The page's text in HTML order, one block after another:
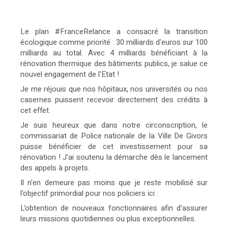
Le plan #FranceRelance a consacré la transition
écologique comme priorité : 30 milliards d'euros sur 100
milliards au total. Avec 4 milliards bénéficiant à la
rénovation thermique des bâtiments publics, je salue ce
nouvel engagement de l'Etat !
Je me réjouis que nos hôpitaux, nos universités ou nos
casernes puissent recevoir directement des crédits à
cet effet.
Je suis heureux que dans notre circonscription, le
commissariat de Police nationale de la Ville De Givors
puisse bénéficier de cet investissement pour sa
rénovation ! J'ai soutenu la démarche dès le lancement
des appels à projets.
Il n'en demeure pas moins que je reste mobilisé sur
l'objectif primordial pour nos policiers ici :
L'obtention de nouveaux fonctionnaires afin d'assurer
leurs missions quotidiennes ou plus exceptionnelles.